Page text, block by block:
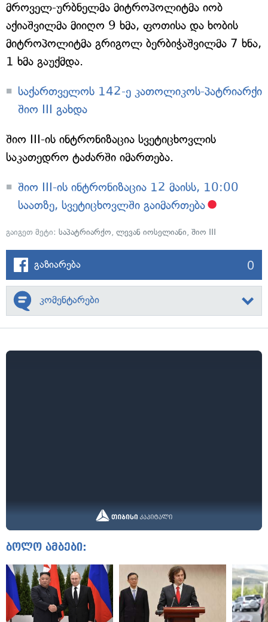
მროველ-ურბნელმა მიტროპოლიტმა იობ
აქიაშვილმა მიიღო 9 ხმა, ფოთისა და ხობის
მიტროპოლიტმა გრიგოლ ბერბიჭაშვილმა 7 ხნა,
1 ხმა გაუქმდა.
საქართველოს 142-ე კათოლიკოს-პატრიარქი
შიო III გახდა
შიო III-ის ინტრონიზაცია სვეტიცხოვლის
საკათედრო ტაძარში იმართება.
შიო III-ის ინტრონიზაცია 12 მაისს, 10:00
საათზე, სვეტიცხოვლში გაიმართება
გაიგეთ მეტი: საპატრიარქო, ლევან იოსელიანი, შიო III
გაზიარება 0
კომენტარები
ბოლო ამბები: